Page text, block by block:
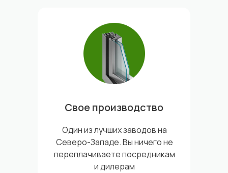
Свое производство
Один из лучших заводов на
Северо-Западе. Вы ничего не
переплачиваете посредникам
и дилерам